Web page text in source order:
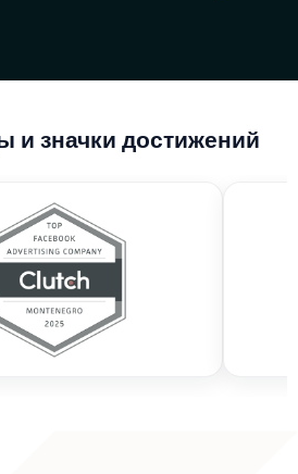
и значки достижений